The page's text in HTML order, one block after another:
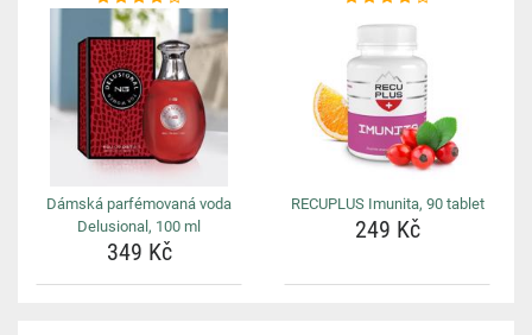
Dámská parfémovaná voda
Delusional, 100 ml
349 Kč
RECUPLUS Imunita, 90 tablet
249 Kč